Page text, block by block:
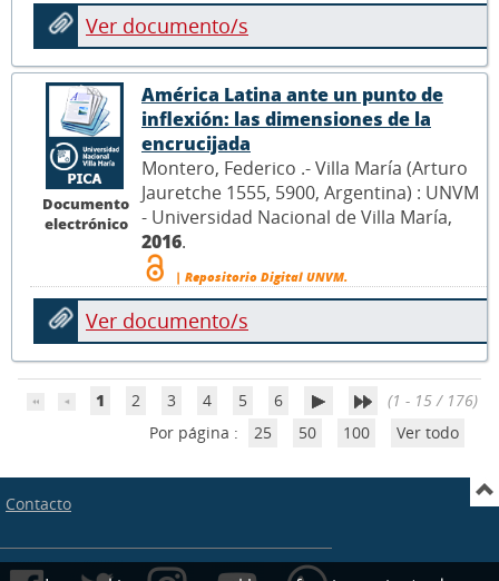
Ver documento/s
Documento
electrónico
América Latina ante un punto de
inflexión: las dimensiones de la
encrucijada
Montero, Federico .- Villa María (Arturo
Jauretche 1555, 5900, Argentina) : UNVM
- Universidad Nacional de Villa María,
2016.
| Repositorio Digital UNVM.
Ver documento/s
1 2 3 4 5 6
(1 - 15 / 176)
Por página :
25 50 100 Ver todo
Contacto